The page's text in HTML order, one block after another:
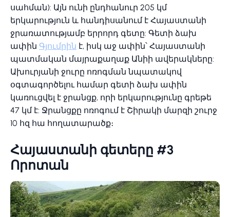
սահման): Այն ունի ընդհանուր 205 կմ
երկարություն և հանդիսանում է Հայաստանի
ջրառատությամբ երրորդ գետը: Գետի ձախ
ափին Գյումրին է, իսկ աջ ափին՝ Հայաստանի
պատմական մայրաքաղաք Անիի ավերակները:
Ախուրյանի ջուրը ոռոգման նպատակով
օգտագործելու համար գետի ձախ ափին
կառուցվել է ջրանցք, որի երկարությունը գրեթե
47 կմ է: Ջրանցքը ոռոգում է Շիրակի մարզի շուրջ
10 հզ հա հողատարածք։
Հայաստանի գետերը #3
Որոտան